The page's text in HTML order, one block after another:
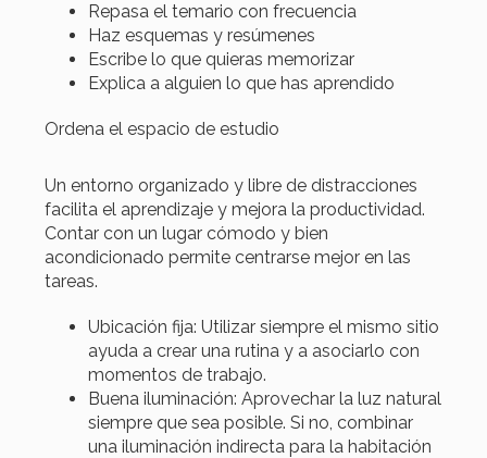
Repasa el temario con frecuencia
Haz esquemas y resúmenes
Escribe lo que quieras memorizar
Explica a alguien lo que has aprendido
Ordena el espacio de estudio
Un entorno organizado y libre de distracciones
facilita el aprendizaje y mejora la productividad.
Contar con un lugar cómodo y bien
acondicionado permite centrarse mejor en las
tareas.
Ubicación fija: Utilizar siempre el mismo sitio
ayuda a crear una rutina y a asociarlo con
momentos de trabajo.
Buena iluminación: Aprovechar la luz natural
siempre que sea posible. Si no, combinar
una iluminación indirecta para la habitación